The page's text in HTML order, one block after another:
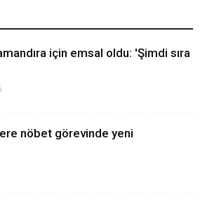
için emsal oldu: 'Şimdi sıra
nöbet görevinde yeni